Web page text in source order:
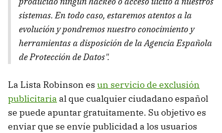
sistemas. En todo caso, estaremos atentos a la
evolución y pondremos nuestro conocimiento y
herramientas a disposición de la Agencia Española
de Protección de Datos".
La Lista Robinson es un servicio de exclusión
publicitaria al que cualquier ciudadano español
se puede apuntar gratuitamente. Su objetivo es
enviar que se envíe publicidad a los usuarios